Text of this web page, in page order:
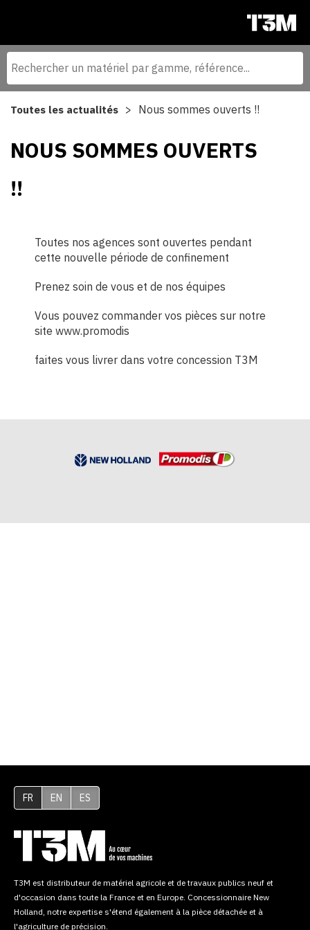
Toutes les actualités Nous sommes ouverts !!
NOUS SOMMES OUVERTS
!!
Toutes nos agences sont ouvertes pendant
cette nouvelle période de confinement
Prenez soin de vous et de nos équipes
Vous pouvez commander vos pièces sur notre
site www.promodis
faites vous livrer dans votre concession T3M
FR EN ES
T3M est distributeur de matériel agricole et de travaux publics neuf et
d'occasion dans toute la France et en Europe. Concessionnaire New
Holland, notre expertise s'étend également à la pièce détachée et à
l'agriculture de précision.